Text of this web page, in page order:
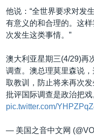
他说：“全世界要求对发
有意义的和合理的。这
次发生这类事情。”
澳大利亚星期三(4/29)再
调查。澳总理莫里森说
取教训，防止将来再次
批评国际调查是政治把戏
pic.twitter.com/
— 美国之音中文网